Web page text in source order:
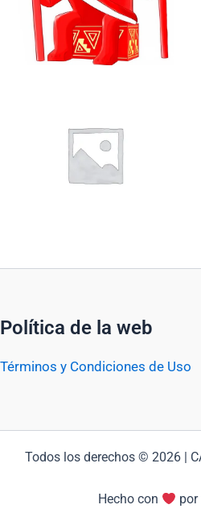
Política de la web
Términos y Condiciones de Uso
Todos los derechos © 2026 |
Hecho con por